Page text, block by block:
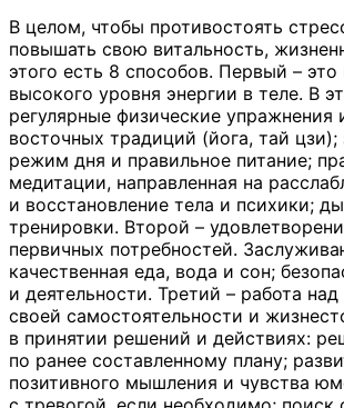
В целом, чтобы противостоять
повышать свою витальность,
этого есть 8 способов. Первый –
высокого уровня энергии в теле. В
регулярные физические упражнения
восточных традиций (йога, тай
режим дня и правильное питание;
медитации, направленная на
и восстановление тела и психики;
тренировки. Второй –
первичных потребностей.
качественная еда, вода и сон;
и деятельности. Третий – работа
своей самостоятельности и
в принятии решений и действиях:
по ранее составленному плану;
позитивного мышления и чувства